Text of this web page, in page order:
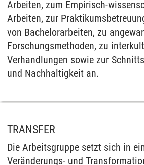
Arbeiten, zum Empirisch-
Arbeiten, zur
von Bachelorarbeiten, zu
Forschungsmethoden, zu
Verhandlungen sowie zur
und Nachhaltigkeit an.
TRANSFER
Die Arbeitsgruppe setzt sich in
Veränderungs- und